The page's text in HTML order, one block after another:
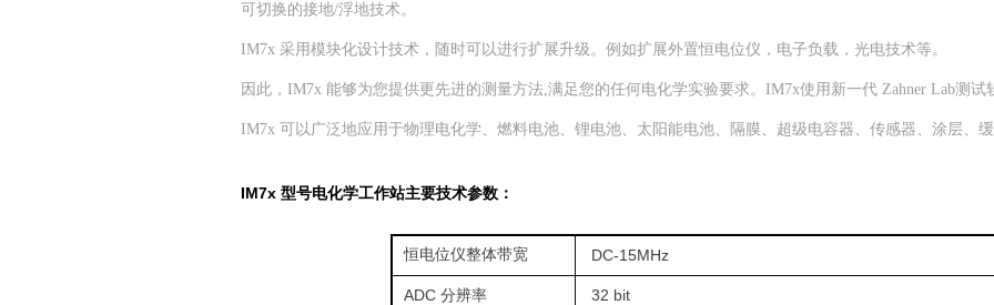
可切换的接地/浮地技术。
IM7x 采用模块化设计技术，随时可以进行扩展升级。例如扩展外置恒电位仪，电子负载，光电技术等。
因此，IM7x 能够为您提供更先进的测量方法,满足您的任何电化学实验要求。IM7x使用新一代 Zahner Lab测
IM7x 可以广泛地应用于物理电化学、燃料电池、锂电池、太阳能电池、隔膜、超级电容器、传感器、涂层、
IM7x 型号电化学工作站主要技术参数：
恒电位仪整体带宽 DC-15MHz
ADC 分辨率 32 bit